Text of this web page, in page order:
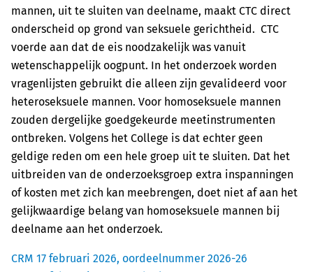
mannen, uit te sluiten van deelname, maakt CTC direct
onderscheid op grond van seksuele gerichtheid. CTC
voerde aan dat de eis noodzakelijk was vanuit
wetenschappelijk oogpunt. In het onderzoek worden
vragenlijsten gebruikt die alleen zijn gevalideerd voor
heteroseksuele mannen. Voor homoseksuele mannen
zouden dergelijke goedgekeurde meetinstrumenten
ontbreken. Volgens het College is dat echter geen
geldige reden om een hele groep uit te sluiten. Dat het
uitbreiden van de onderzoeksgroep extra inspanningen
of kosten met zich kan meebrengen, doet niet af aan het
gelijkwaardige belang van homoseksuele mannen bij
deelname aan het onderzoek.
CRM 17 februari 2026, oordeelnummer 2026-26